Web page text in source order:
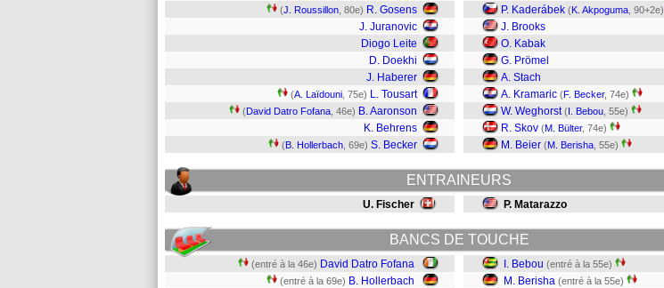
(J. Roussillon , 80e) R. Gosens
J. Juranovic
Diogo Leite
D. Doekhi
J. Haberer
(A. Laïdouni , 75e) L. Tousart
(David Datro Fofana , 46e) B. Aaronson
K. Behrens
(B. Hollerbach , 69e) S. Becker
P. Kaderábek (K. Akpoguma , 90+2e)
J. Brooks
O. Kabak
G. Prömel
A. Stach
A. Kramaric (F. Becker, 74e)
W. Weghorst (I. Bebou , 55e)
R. Skov (M. Bülter, 74e)
M. Beier (M. Berisha , 55e)
ENTRAINEURS
U. Fischer P. Matarazzo
BANCS DE TOUCHE
(entré à la 46e) David Datro Fofana
(entré à la 69e) B. Hollerbach
I. Bebou (entré à la 55e)
M. Berisha (entré à la 55e)